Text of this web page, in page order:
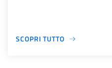
SCOPRI TUTTO